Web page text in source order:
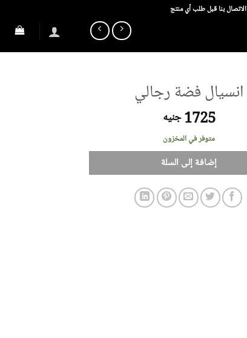
بنا قبل طلب أي منتج
انسيال فضة رجالي
1725 جنيه
متوفر في المخزون
إضافة إلى السلة